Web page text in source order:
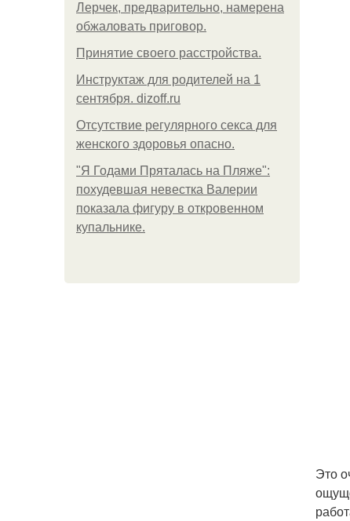
Лерчек, предварительно, намерена
обжаловать приговор.
Принятие своего расстройства.
Инструктаж для родителей на 1
сентября. dizoff.ru
Отсутствие регулярного секса для
женского здоровья опасно.
"Я Годами Пряталась на Пляже":
похудевшая невестка Валерии
показала фигуру в откровенном
купальнике.
Это